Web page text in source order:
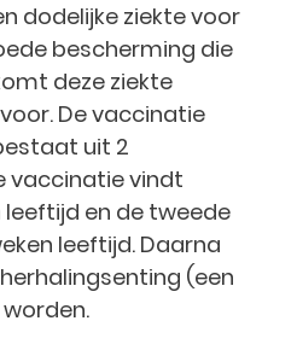
dodelijke ziekte voor
bescherming die
deze ziekte
De vaccinatie
uit 2
vaccinatie vindt
en de tweede
leeftijd. Daarna
(een